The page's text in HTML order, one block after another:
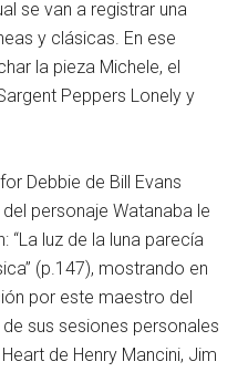
se van a registrar una
y clásicas. En ese
la pieza Michele, el
Peppers Lonely y
Debbie de Bill Evans
personaje Watanaba le
“La luz de la luna parecía
(p.147), mostrando en
por este maestro del
sus sesiones personales
de Henry Mancini, Jim